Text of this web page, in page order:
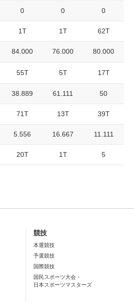
0 0 0
1T 1T 62T
84.000 76.000 80.000
55T 5T 17T
38.889 61.111 50
71T 13T 39T
5.556 16.667 11.111
20T 1T 5
競技
本選競技
予選競技
国際競技
国民スポーツ大会・
日本スポーツマスターズ